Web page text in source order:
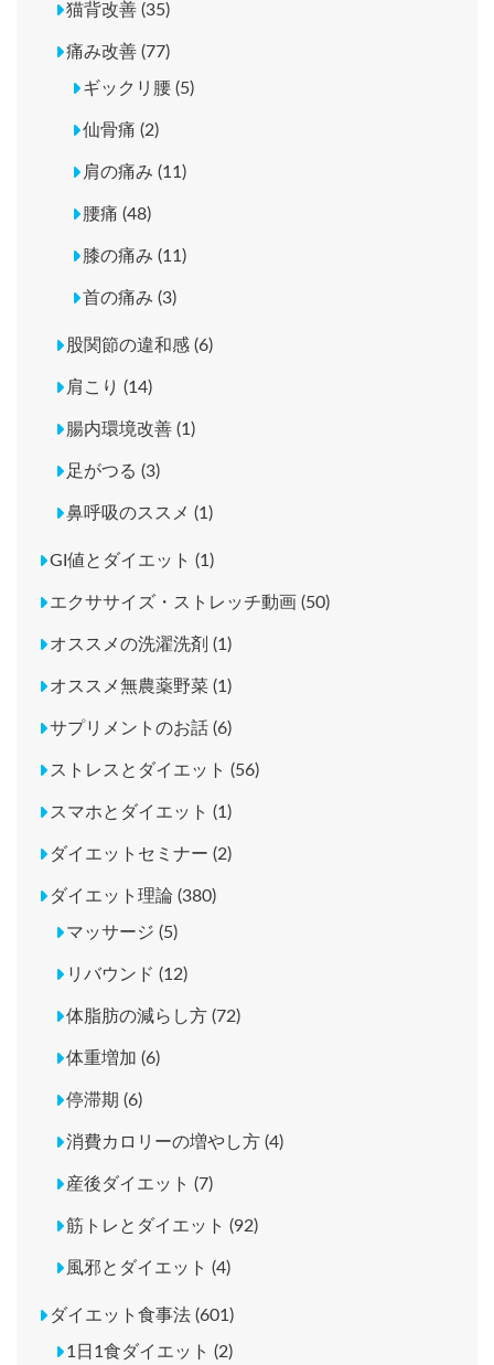
猫背改善 (35)
痛み改善 (77)
ギックリ腰 (5)
仙骨痛 (2)
肩の痛み (11)
腰痛 (48)
膝の痛み (11)
首の痛み (3)
股関節の違和感 (6)
肩こり (14)
腸内環境改善 (1)
足がつる (3)
鼻呼吸のススメ (1)
GI値とダイエット (1)
エクササイズ・ストレッチ動画 (50)
オススメの洗濯洗剤 (1)
オススメ無農薬野菜 (1)
サプリメントのお話 (6)
ストレスとダイエット (56)
スマホとダイエット (1)
ダイエットセミナー (2)
ダイエット理論 (380)
マッサージ (5)
リバウンド (12)
体脂肪の減らし方 (72)
体重増加 (6)
停滞期 (6)
消費カロリーの増やし方 (4)
産後ダイエット (7)
筋トレとダイエット (92)
風邪とダイエット (4)
ダイエット食事法 (601)
1日1食ダイエット (2)